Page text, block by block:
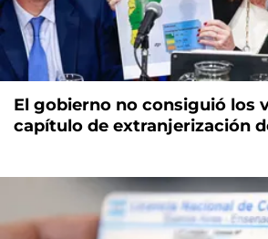
El gobierno no consiguió los
capítulo de extranjerización